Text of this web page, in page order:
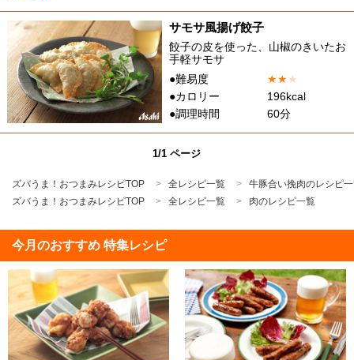
サモサ風揚げ餃子
餃子の皮を使った、山椒のきいたお
手軽サモサ
●難易度
★★★
●カロリー
196kcal
●調理時間
60分
1/1 ページ
ズバうま！おつまみレシピTOP 全レシピ一覧
牛豚合い挽肉のレシピ
ズバうま！おつまみレシピTOP
全レシピ一覧 肉のレシピ一覧
今月のおすすめ 特集レシピ